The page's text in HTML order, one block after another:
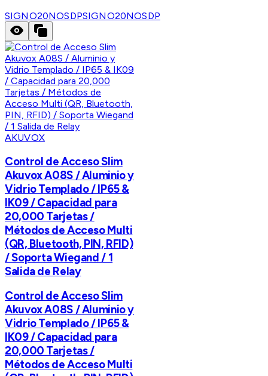
SIGNO20NOSDPSIGNO20NOSDP
AKUVOX
Control de Acceso Slim
Akuvox A08S / Aluminio y
Vidrio Templado / IP65 &
IK09 / Capacidad para
20,000 Tarjetas /
Métodos de Acceso Multi
(QR, Bluetooth, PIN, RFID)
/ Soporta Wiegand / 1
Salida de Relay
Control de Acceso Slim
Akuvox A08S / Aluminio y
Vidrio Templado / IP65 &
IK09 / Capacidad para
20,000 Tarjetas /
Métodos de Acceso Multi